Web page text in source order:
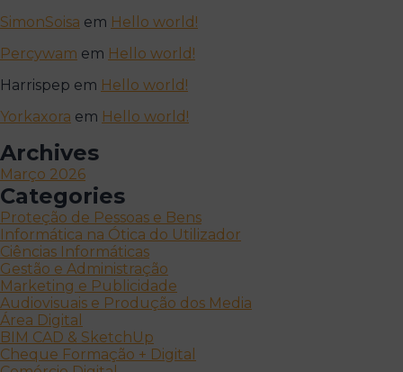
SimonSoisa em Hello world!
Percywam em Hello world!
Harrispep em Hello world!
Yorkaxora em Hello world!
Archives
Março 2026
Categories
Proteção de Pessoas e Bens
Informática na Ótica do Utilizador
Ciências Informáticas
Gestão e Administração
Marketing e Publicidade
Audiovisuais e Produção dos Media
Área Digital
BIM CAD & SketchUp
Cheque Formação + Digital